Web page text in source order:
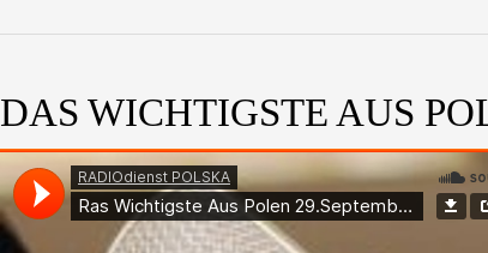
DAS WICHTIGSTE AUS